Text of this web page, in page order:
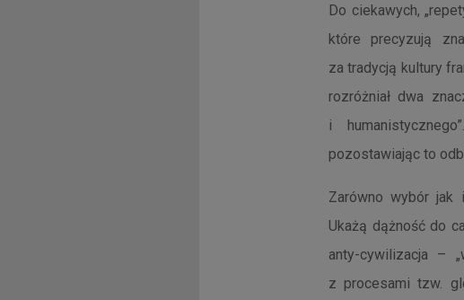
Do ciekawych,
które precyzują
za tradycją kultury
rozróżniał dwa
i
pozostawiając to
Zarówno wybór jak
Ukażą dążność do
anty-cywilizacja –
z procesami tzw.